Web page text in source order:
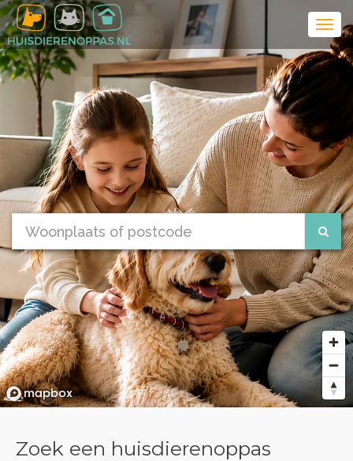
Zoek een huisdierenoppas